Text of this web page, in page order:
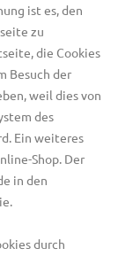
ist es, den
zu
die Cookies
Besuch der
weil dies von
des
Ein weiteres
Shop. Der
in den
durch